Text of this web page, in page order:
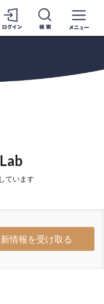
ています
情報を受け取る